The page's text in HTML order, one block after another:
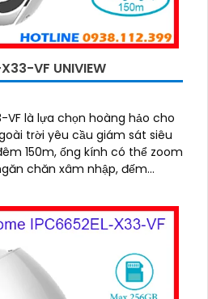
VF UNIVIEW
VF là lựa chọn hoàng hảo cho
trời yêu cầu giám sát siêu
150m, ống kính có thể zoom
chăn xâm nhập, đếm